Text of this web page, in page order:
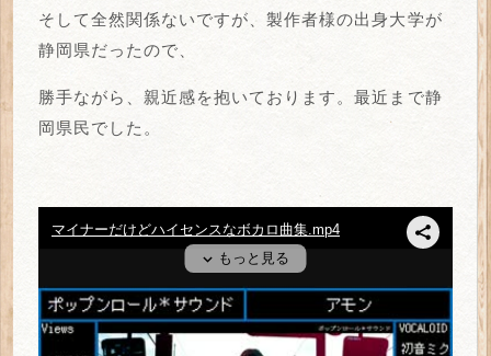
そして全然関係ないですが、製作者様の出身大学が
静岡県だったので、
勝手ながら、親近感を抱いております。最近まで静
岡県民でした。